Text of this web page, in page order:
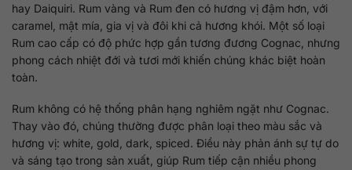
hay Daiquiri. Rum vàng và Rum đen có hương vị đậm hơn, với
caramel, mật mía, gia vị và đôi khi cả hương khói. Một số loại
Rum cao cấp có độ phức hợp gần tương đương Cognac, nhưng
phong cách nhiệt đới và tươi mới khiến chúng khác biệt hoàn
toàn.
Rum không có hệ thống phân hạng nghiêm ngặt như Cognac.
Thay vào đó, chúng thường được phân loại theo màu sắc và
hương vị: white, gold, dark, spiced. Điều này phản ánh sự tự do
và sáng tạo trong sản xuất, giúp Rum tiếp cận nhiều phong